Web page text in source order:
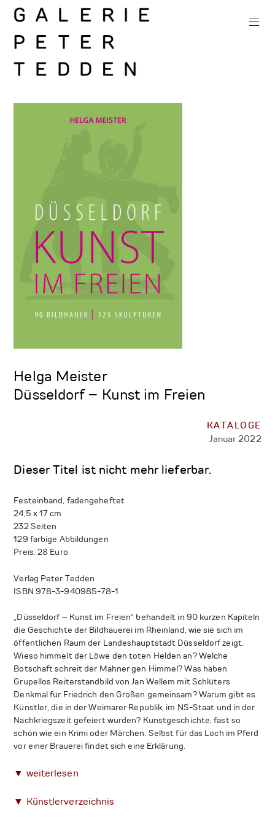
Zum
Inhalt
springen
Galerie
Helga Meister
Düsseldorf – Kunst im Freien
KATALOGE
Januar 2022
Dieser Titel ist nicht mehr lieferbar.
Festeinband, fadengeheftet
24,5 x 17 cm
232 Seiten
129 farbige Abbildungen
Preis: 28 Euro
Verlag Peter Tedden
ISBN 978-3-940985-78-1
„Düsseldorf – Kunst im Freien“ behandelt in 90 kurzen Kapiteln
die Geschichte der Bildhauerei im Rheinland, wie sie sich im
öffentlichen Raum der Landeshauptstadt Düsseldorf zeigt.
Wieso himmelt der Löwe den toten Helden an? Welche
Botschaft schreit der Mahner gen Himmel? Was haben
Grupellos Reiterstandbild von Jan Wellem mit Schlüters
Denkmal für Friedrich den Großen gemeinsam? Warum gibt es
Künstler, die in der Weimarer Republik, im NS-Staat und in der
Nachkriegszeit gefeiert wurden? Kunstgeschichte, fast so
schön wie ein Krimi oder Märchen. Selbst für das Loch im Pferd
vor einer Brauerei findet sich eine Erklärung.
▼ weiterlesen
▼ Künstlerverzeichnis